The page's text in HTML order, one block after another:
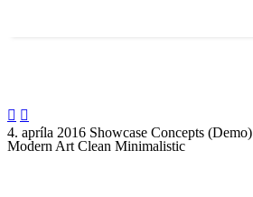
 
4. apríla 2016 Showcase Concepts (Demo)
Modern Art Clean Minimalistic